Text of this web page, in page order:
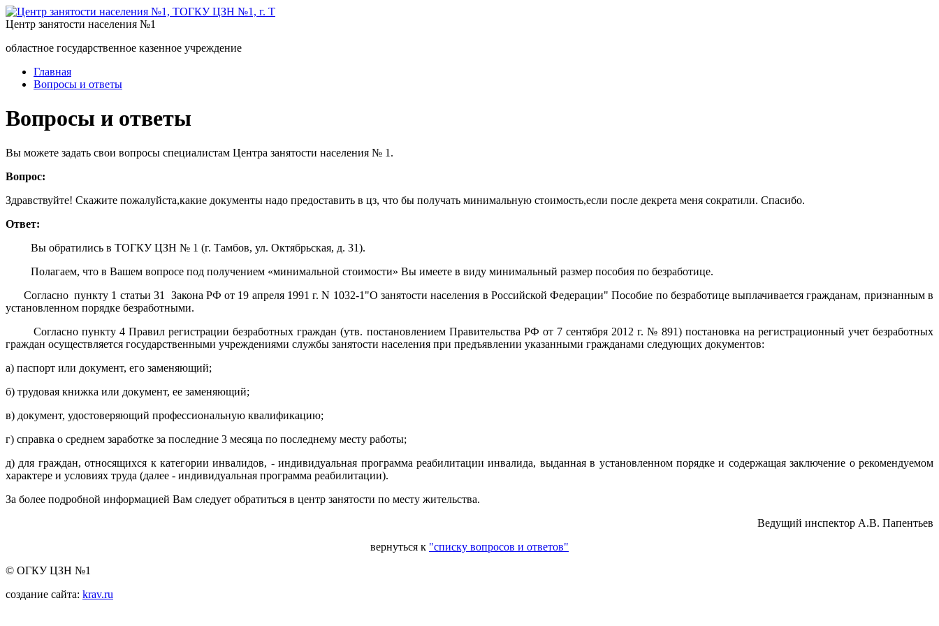
Центр занятости населения №1
областное государственное казенное учреждение
Главная
Вопросы и ответы
Вопросы и ответы
Вы можете задать свои вопросы специалистам Центра занятости населения № 1.
Вопрос:
Здравствуйте! Скажите пожалуйста,какие документы надо предоставить в цз, что бы получать минимальную стоимость,если после декрета меня сократили. Спасибо.
Ответ:
Вы обратились в ТОГКУ ЦЗН № 1 (г. Тамбов, ул. Октябрьская, д. 31).
Полагаем, что в Вашем вопросе под получением «минимальной стоимости» Вы имеете в виду минимальный размер пособия по безработице.
Согласно пункту 1 статьи 31 Закона РФ от 19 апреля 1991 г. N 1032-1"О занятости населения в Российской Федерации" Пособие по безработице выплачивается гражданам, признанным в
установленном порядке безработными.
Согласно пункту 4 Правил регистрации безработных граждан (утв. постановлением Правительства РФ от 7 сентября 2012 г. № 891) постановка на регистрационный учет безработных
граждан осуществляется государственными учреждениями службы занятости населения при предъявлении указанными гражданами следующих документов:
а) паспорт или документ, его заменяющий;
б) трудовая книжка или документ, ее заменяющий;
в) документ, удостоверяющий профессиональную квалификацию;
г) справка о среднем заработке за последние 3 месяца по последнему месту работы;
д) для граждан, относящихся к категории инвалидов, - индивидуальная программа реабилитации инвалида, выданная в установленном порядке и содержащая заключение о рекомендуемом
характере и условиях труда (далее - индивидуальная программа реабилитации).
За более подробной информацией Вам следует обратиться в центр занятости по месту жительства.
Ведущий инспектор А.В. Папентьев
вернуться к "списку вопросов и ответов"
© ОГКУ ЦЗН №1
создание сайта: krav.ru